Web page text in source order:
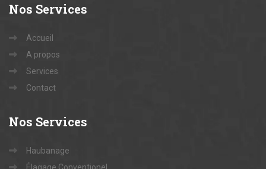
Nos Services
Accueil
A propos
Services
Contact
Nos Services
Haubanage